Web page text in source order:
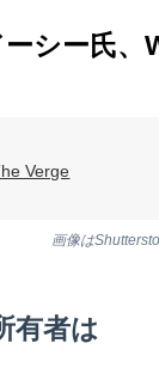
シー氏、
Verge
画像は
有者は